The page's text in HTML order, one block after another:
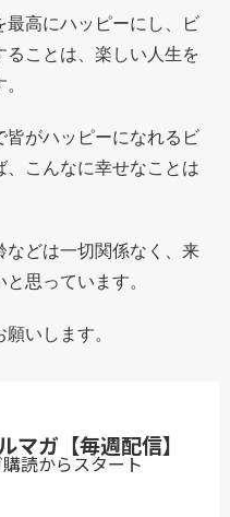
最高にハッピーにし、ビ
ことは、楽しい人生を
がハッピーになれるビ
こんなに幸せなことは
などは一切関係なく、来
思っています。
いします。
マガ【毎週配信】
読からスタート